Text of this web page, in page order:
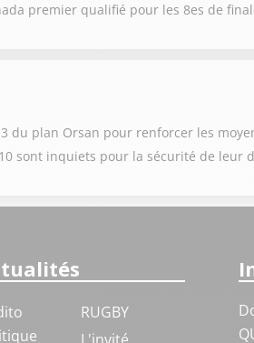
premier qualifié pour les 8es de
du plan Orsan pour renforcer les
sont inquiets pour la sécurité de leur
RUGBY